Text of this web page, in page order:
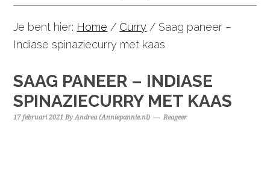
Je bent hier: Home / Curry / Saag paneer –
Indiase spinaziecurry met kaas
SAAG PANEER – INDIASE
SPINAZIECURRY MET KAAS
17 februari 2021 ByAndrea (Anniepannie.nl) Reageer